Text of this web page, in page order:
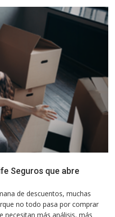
Seguros que abre
de descuentos, muchas
no todo pasa por comprar
necesitan más análisis, más